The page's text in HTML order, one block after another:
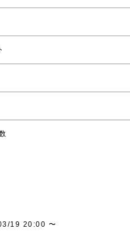
19 20:00 〜